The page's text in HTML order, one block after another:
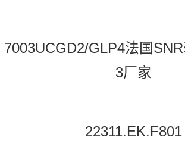
7003UCGD2/GLP4法国
3厂家
22311.EK.F801